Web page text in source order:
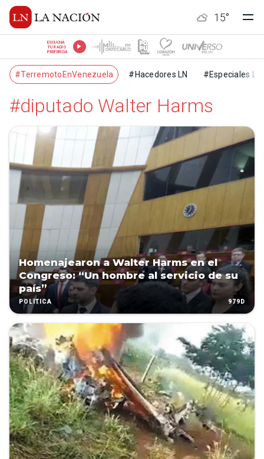
15°
ESCUCHÁ
TU RADIO
PREFERIDA
#TerremotoEnVenezuela #Hacedores LN #Especiales LN
#diputado Walter Harms
Homenajearon a Walter Harms en el
Congreso: “Un hombre al servicio de su
país”
POLÍTICA 979D